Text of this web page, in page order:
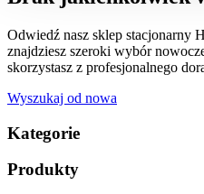
Odwiedź nasz sklep stacjonarny
znajdziesz szeroki wybór
skorzystasz z profesjonalnego
Wyszukaj od nowa
Kategorie
Produkty